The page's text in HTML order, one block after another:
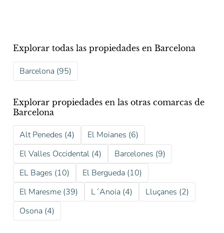
Explorar todas las propiedades en Barcelona
Barcelona (95)
Explorar propiedades en las otras comarcas de
Barcelona
Alt Penedes (4)
El Moianes (6)
El Valles Occidental (4)
Barcelones (9)
EL Bages (10)
El Bergueda (10)
El Maresme (39)
L´Anoia (4)
Lluçanes (2)
Osona (4)